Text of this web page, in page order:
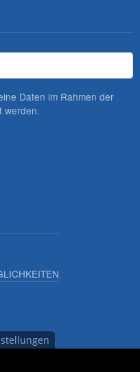
Daten im Rahmen der
werden.